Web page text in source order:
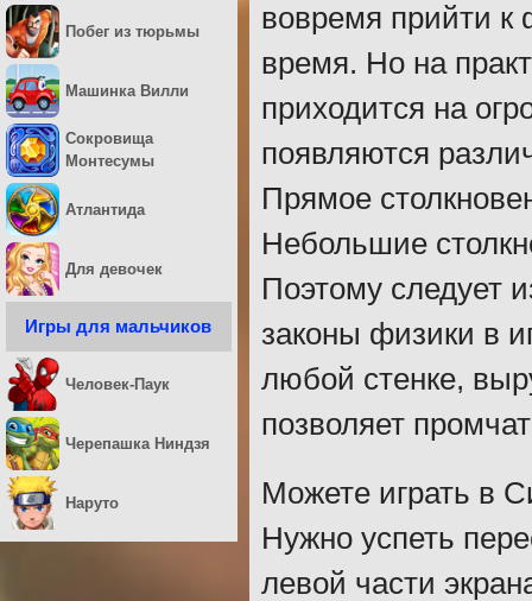
вовремя прийти к
время. Но на
приходится на
появляются
Прямое
Небольшие
Поэтому следует
законы физики в
любой стенке,
позволяет
Можете играть в
Нужно успеть
левой части
Побег из тюрьмы
Машинка Вилли
Сокровища
Монтесумы
Атлантида
Для девочек
Игры для мальчиков
Человек-Паук
Черепашка Ниндзя
Наруто